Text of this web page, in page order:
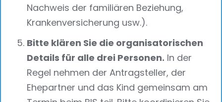
Nachweis der familiären Beziehung,
Krankenversicherung usw.).
Bitte klären Sie die organisatorischen
Details für alle drei Personen. In der
Regel nehmen der Antragsteller, der
Ehepartner und das Kind gemeinsam am